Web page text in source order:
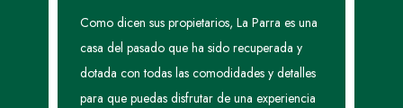
Como dicen sus propietarios, La Parra es una
casa del pasado que ha sido recuperada y
dotada con todas las comodidades y detalles
para que puedas disfrutar de una experiencia